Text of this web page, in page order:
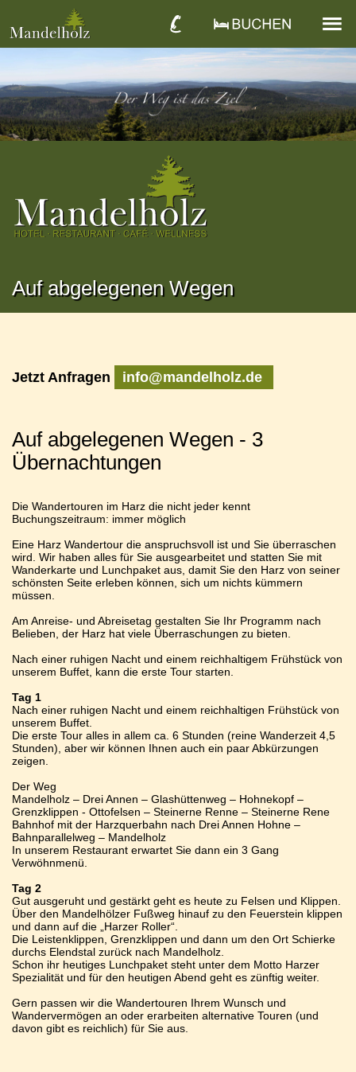
Auf abgelegenen Wegen
Jetzt Anfragen info@mandelholz.de
Auf abgelegenen Wegen - 3
Übernachtungen
Die Wandertouren im Harz die nicht jeder kennt
Buchungszeitraum: immer möglich
Eine Harz Wandertour die anspruchsvoll ist und Sie überraschen
wird. Wir haben alles für Sie ausgearbeitet und statten Sie mit
Wanderkarte und Lunchpaket aus, damit Sie den Harz von seiner
schönsten Seite erleben können, sich um nichts kümmern
müssen.
Am Anreise- und Abreisetag gestalten Sie Ihr Programm nach
Belieben, der Harz hat viele Überraschungen zu bieten.
Nach einer ruhigen Nacht und einem reichhaltigem Frühstück von
unserem Buffet, kann die erste Tour starten.
Tag 1
Nach einer ruhigen Nacht und einem reichhaltigen Frühstück von
unserem Buffet.
Die erste Tour alles in allem ca. 6 Stunden (reine Wanderzeit 4,5
Stunden), aber wir können Ihnen auch ein paar Abkürzungen
zeigen.
Der Weg
Mandelholz – Drei Annen – Glashüttenweg – Hohnekopf –
Grenzklippen - Ottofelsen – Steinerne Renne – Steinerne Rene
Bahnhof mit der Harzquerbahn nach Drei Annen Hohne –
Bahnparallelweg – Mandelholz
In unserem Restaurant erwartet Sie dann ein 3 Gang
Verwöhnmenü.
Tag 2
Gut ausgeruht und gestärkt geht es heute zu Felsen und Klippen.
Über den Mandelhölzer Fußweg hinauf zu den Feuerstein klippen
und dann auf die „Harzer Roller“.
Die Leistenklippen, Grenzklippen und dann um den Ort Schierke
durchs Elendstal zurück nach Mandelholz.
Schon ihr heutiges Lunchpaket steht unter dem Motto Harzer
Spezialität und für den heutigen Abend geht es zünftig weiter.
Gern passen wir die Wandertouren Ihrem Wunsch und
Wandervermögen an oder erarbeiten alternative Touren (und
davon gibt es reichlich) für Sie aus.